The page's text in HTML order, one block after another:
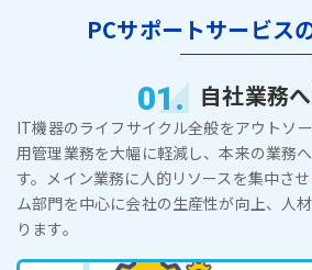
PCサポートサービス
01. 自社業務
IT機器のライフサイクル全般をアウトソ
用管理業務を大幅に軽減し、本来の業務
す。メイン業務に人的リソースを集中さ
ム部門を中心に会社の生産性が向上、人
ります。